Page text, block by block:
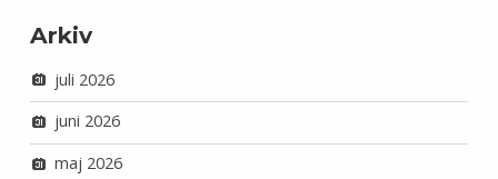
Arkiv
juli 2026
juni 2026
maj 2026